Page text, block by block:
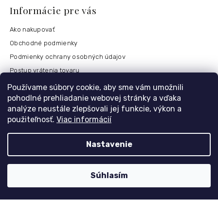
Používame súbory cookie, aby sme vám umožnili
pohodlné prehliadanie webovej stránky a vďaka
analýze neustále zlepšovali jej funkcie, výkon a
použiteľnosť. Viac informácií
Nastavenie
Súhlasím
Informácie pre vás
Ako nakupovať
Obchodné podmienky
Podmienky ochrany osobných údajov
Postup vrátenia tovaru
Česko
Môj účet
Přihlášení